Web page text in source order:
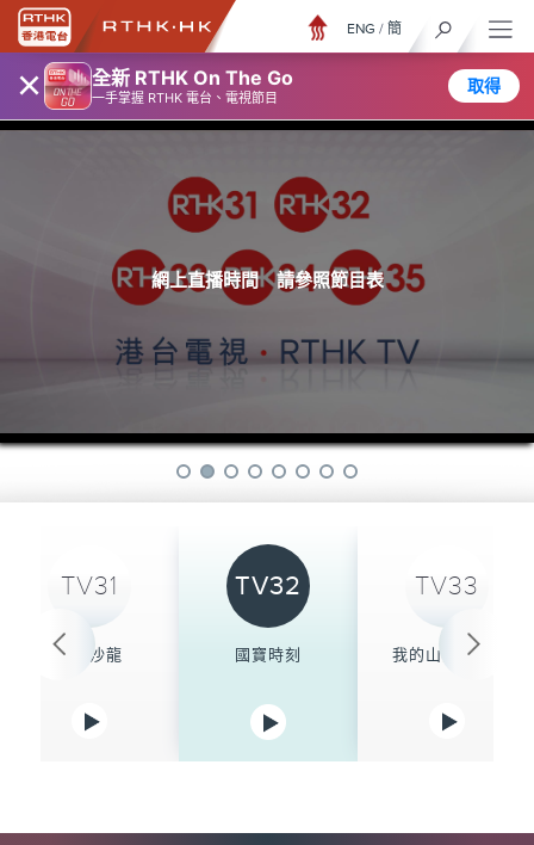
× 全新 RTHK On The Go
一手掌握 RTHK 電台、電視節目
取得
ENG / 簡
網上直播時間 請參照節目表
TV31
學人沙龍
TV32
國寶時刻
TV33
我的山與海 30